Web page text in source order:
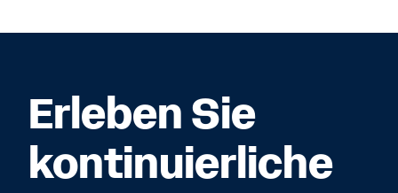
Erleben Sie
kontinuierliche